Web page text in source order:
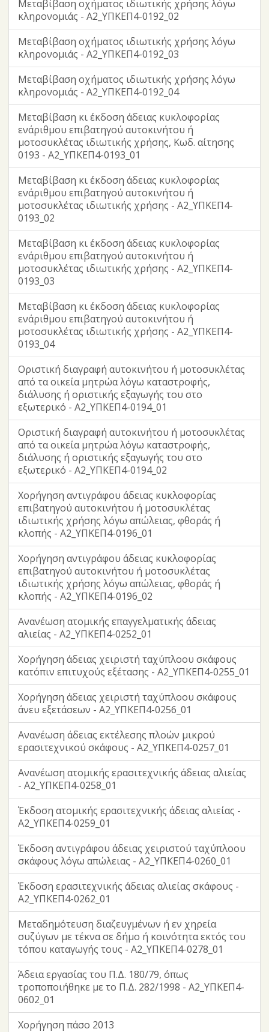
Μεταβίβαση οχήματος ιδιωτικής χρήσης λόγω
κληρονομιάς - Α2_ΥΠΚΕΠ4-0192_02
Μεταβίβαση οχήματος ιδιωτικής χρήσης λόγω
κληρονομιάς - Α2_ΥΠΚΕΠ4-0192_03
Μεταβίβαση οχήματος ιδιωτικής χρήσης λόγω
κληρονομιάς - Α2_ΥΠΚΕΠ4-0192_04
Μεταβίβαση κι έκδοση άδειας κυκλοφορίας
ενάριθμου επιβατηγού αυτοκινήτου ή
μοτοσυκλέτας ιδιωτικής χρήσης, Κωδ. αίτησης
0193 - Α2_ΥΠΚΕΠ4-0193_01
Μεταβίβαση κι έκδοση άδειας κυκλοφορίας
ενάριθμου επιβατηγού αυτοκινήτου ή
μοτοσυκλέτας ιδιωτικής χρήσης - Α2_ΥΠΚΕΠ4-
0193_02
Μεταβίβαση κι έκδοση άδειας κυκλοφορίας
ενάριθμου επιβατηγού αυτοκινήτου ή
μοτοσυκλέτας ιδιωτικής χρήσης - Α2_ΥΠΚΕΠ4-
0193_03
Μεταβίβαση κι έκδοση άδειας κυκλοφορίας
ενάριθμου επιβατηγού αυτοκινήτου ή
μοτοσυκλέτας ιδιωτικής χρήσης - Α2_ΥΠΚΕΠ4-
0193_04
Οριστική διαγραφή αυτοκινήτου ή μοτοσυκλέτας
από τα οικεία μητρώα λόγω καταστροφής,
διάλυσης ή οριστικής εξαγωγής του στο
εξωτερικό - Α2_ΥΠΚΕΠ4-0194_01
Οριστική διαγραφή αυτοκινήτου ή μοτοσυκλέτας
από τα οικεία μητρώα λόγω καταστροφής,
διάλυσης ή οριστικής εξαγωγής του στο
εξωτερικό - Α2_ΥΠΚΕΠ4-0194_02
Χορήγηση αντιγράφου άδειας κυκλοφορίας
επιβατηγού αυτοκινήτου ή μοτοσυκλέτας
ιδιωτικής χρήσης λόγω απώλειας, φθοράς ή
κλοπής - Α2_ΥΠΚΕΠ4-0196_01
Χορήγηση αντιγράφου άδειας κυκλοφορίας
επιβατηγού αυτοκινήτου ή μοτοσυκλέτας
ιδιωτικής χρήσης λόγω απώλειας, φθοράς ή
κλοπής - Α2_ΥΠΚΕΠ4-0196_02
Ανανέωση ατομικής επαγγελματικής άδειας
αλιείας - Α2_ΥΠΚΕΠ4-0252_01
Χορήγηση άδειας χειριστή ταχύπλοου σκάφους
κατόπιν επιτυχούς εξέτασης - Α2_ΥΠΚΕΠ4-0255_01
Χορήγηση άδειας χειριστή ταχύπλοου σκάφους
άνευ εξετάσεων - Α2_ΥΠΚΕΠ4-0256_01
Ανανέωση άδειας εκτέλεσης πλοών μικρού
ερασιτεχνικού σκάφους - Α2_ΥΠΚΕΠ4-0257_01
Ανανέωση ατομικής ερασιτεχνικής άδειας αλιείας
- Α2_ΥΠΚΕΠ4-0258_01
Έκδοση ατομικής ερασιτεχνικής άδειας αλιείας -
Α2_ΥΠΚΕΠ4-0259_01
Έκδοση αντιγράφου άδειας χειριστού ταχύπλοου
σκάφους λόγω απώλειας - Α2_ΥΠΚΕΠ4-0260_01
Έκδοση ερασιτεχνικής άδειας αλιείας σκάφους -
Α2_ΥΠΚΕΠ4-0262_01
Μεταδημότευση διαζευγμένων ή εν χηρεία
συζύγων με τέκνα σε δήμο ή κοινότητα εκτός του
τόπου καταγωγής τους - Α2_ΥΠΚΕΠ4-0278_01
Άδεια εργασίας του Π.Δ. 180/79, όπως
τροποποιήθηκε με το Π.Δ. 282/1998 - Α2_ΥΠΚΕΠ4-
0602_01
Χορήγηση πάσο 2013